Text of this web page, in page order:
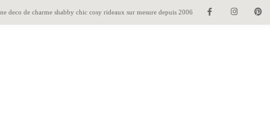
deco de charme shabby chic cosy rideaux sur mesure depuis 2006